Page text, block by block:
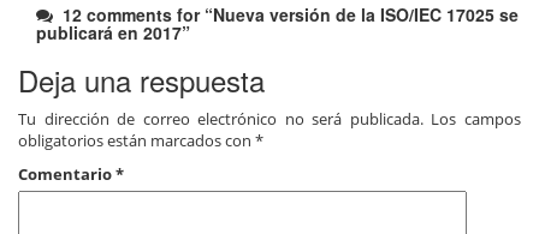
12 comments for “Nueva versión de la ISO/IEC 17025 se
publicará en 2017”
Deja una respuesta
Tu dirección de correo electrónico no será publicada. Los campos
obligatorios están marcados con *
Comentario*